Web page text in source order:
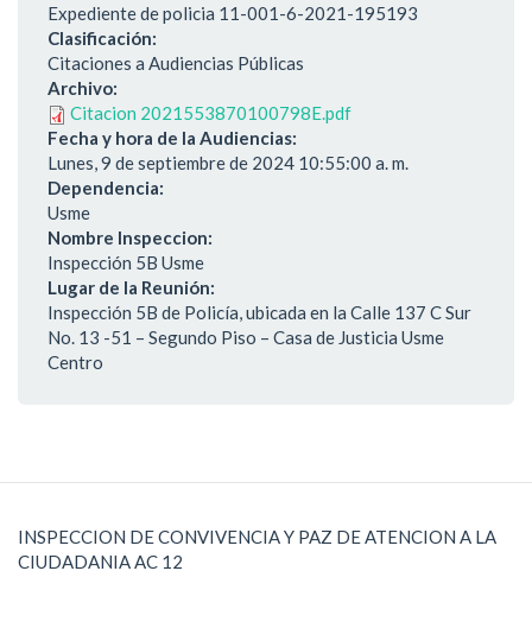
Expediente de policia 11-001-6-2021-195193
Clasificación:
Citaciones a Audiencias Públicas
Archivo:
Citacion 2021553870100798E.pdf
Fecha y hora de la Audiencias:
Lunes, 9 de septiembre de 2024 10:55:00 a. m.
Dependencia:
Usme
Nombre Inspeccion:
Inspección 5B Usme
Lugar de la Reunión:
Inspección 5B de Policía, ubicada en la Calle 137 C Sur
No. 13 -51 – Segundo Piso – Casa de Justicia Usme
Centro
INSPECCION DE CONVIVENCIA Y PAZ DE ATENCION A LA
CIUDADANIA AC 12